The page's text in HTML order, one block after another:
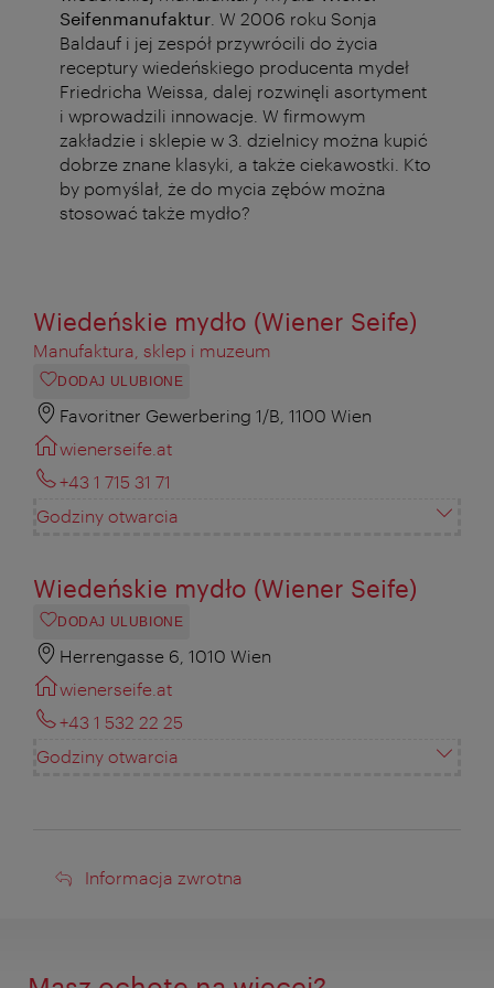
Seifenmanufaktur . W 2006 roku Sonja
Baldauf i jej zespół przywrócili do życia
receptury wiedeńskiego producenta mydeł
Friedricha Weissa, dalej rozwinęli asortyment
i wprowadzili innowacje. W firmowym
zakładzie i sklepie w 3. dzielnicy można kupić
dobrze znane klasyki, a także ciekawostki. Kto
by pomyślał, że do mycia zębów można
stosować także mydło?
Wiedeńskie mydło (Wiener Seife)
Manufaktura, sklep i muzeum
DODAJ ULUBIONE
Favoritner Gewerbering 1/B, 1100 Wien
wienerseife.at
+43 1 715 31 71
Godziny otwarcia
Wiedeńskie mydło (Wiener Seife)
DODAJ ULUBIONE
Herrengasse 6, 1010 Wien
wienerseife.at
+43 1 532 22 25
Godziny otwarcia
Informacja
Informacja zwrotna